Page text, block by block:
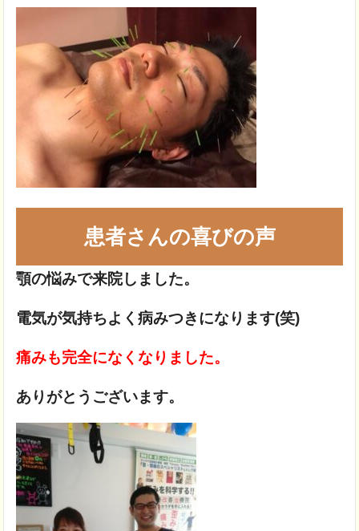
患者さんの喜びの声
顎の悩みで来院しました。
電気が気持ちよく病みつきになります(笑)
痛みも完全になくなりました。
ありがとうございます。